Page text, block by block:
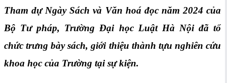
Tham dự Ngày Sách và Văn hoá đọc năm 2024 của
Bộ Tư pháp, Trường Đại học Luật Hà Nội đã tổ
chức trưng bày sách, giới thiệu thành tựu nghiên cứu
khoa học của Trường tại sự kiện.